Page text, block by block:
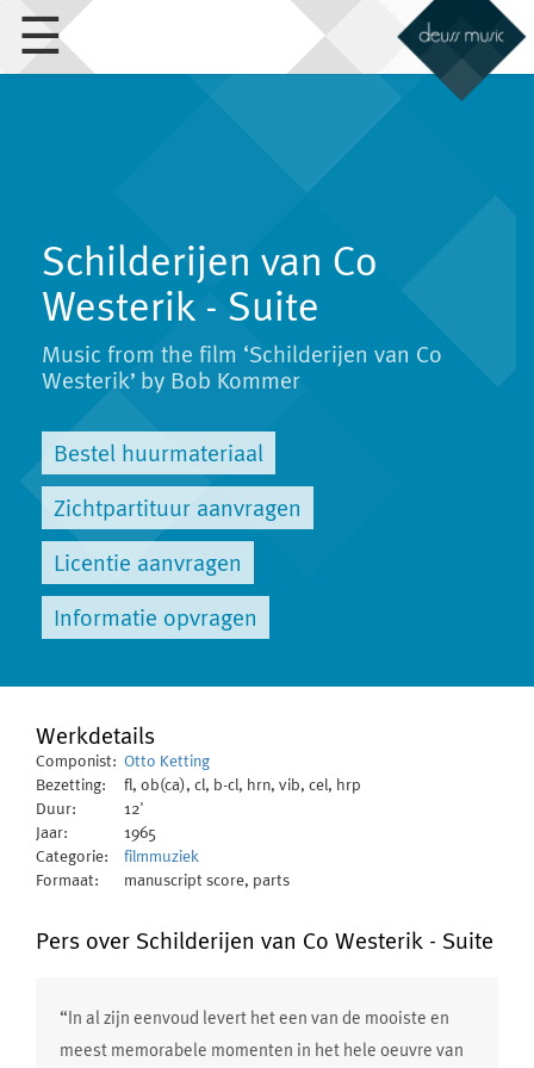
☰
Schilderijen van Co
Westerik - Suite
Music from the film ‘Schilderijen van Co
Westerik’ by Bob Kommer
Bestel huurmateriaal
Zichtpartituur aanvragen
Licentie aanvragen
Informatie opvragen
Werkdetails
Componist: Otto Ketting
Bezetting: fl, ob(ca), cl, b-cl, hrn, vib, cel, hrp
Duur:
12'
Jaar:
1965
Categorie:
filmmuziek
Formaat:
manuscript score, parts
Pers over Schilderijen van Co Westerik - Suite
“In al zijn eenvoud levert het een van de mooiste en
meest memorabele momenten in het hele oeuvre van